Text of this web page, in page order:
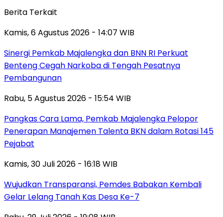
Berita Terkait
Kamis, 6 Agustus 2026 - 14:07 WIB
Sinergi Pemkab Majalengka dan BNN RI Perkuat
Benteng Cegah Narkoba di Tengah Pesatnya
Pembangunan
Rabu, 5 Agustus 2026 - 15:54 WIB
Pangkas Cara Lama, Pemkab Majalengka Pelopor
Penerapan Manajemen Talenta BKN dalam Rotasi 145
Pejabat
Kamis, 30 Juli 2026 - 16:18 WIB
Wujudkan Transparansi, Pemdes Babakan Kembali
Gelar Lelang Tanah Kas Desa Ke-7